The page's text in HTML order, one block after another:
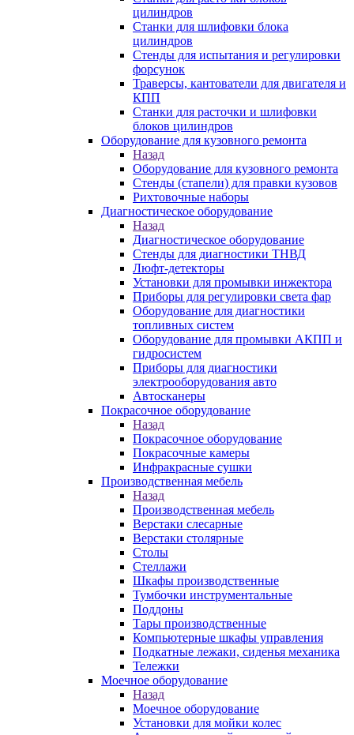
цилиндров
Станки для шлифовки блока
цилиндров
Стенды для испытания и регулировки
форсунок
Траверсы, кантователи для двигателя и
КПП
Станки для расточки и шлифовки
блоков цилиндров
Оборудование для кузовного ремонта
Назад
Оборудование для кузовного ремонта
Стенды (стапели) для правки кузовов
Рихтовочные наборы
Диагностическое оборудование
Назад
Диагностическое оборудование
Стенды для диагностики ТНВД
Люфт-детекторы
Установки для промывки инжектора
Приборы для регулировки света фар
Оборудование для диагностики
топливных систем
Оборудование для промывки АКПП и
гидросистем
Приборы для диагностики
электрооборудования авто
Автосканеры
Покрасочное оборудование
Назад
Покрасочное оборудование
Покрасочные камеры
Инфракрасные сушки
Производственная мебель
Назад
Производственная мебель
Верстаки слесарные
Верстаки столярные
Столы
Стеллажи
Шкафы производственные
Тумбочки инструментальные
Поддоны
Тары производственные
Компьютерные шкафы управления
Подкатные лежаки, сиденья механика
Тележки
Моечное оборудование
Назад
Моечное оборудование
Установки для мойки колес